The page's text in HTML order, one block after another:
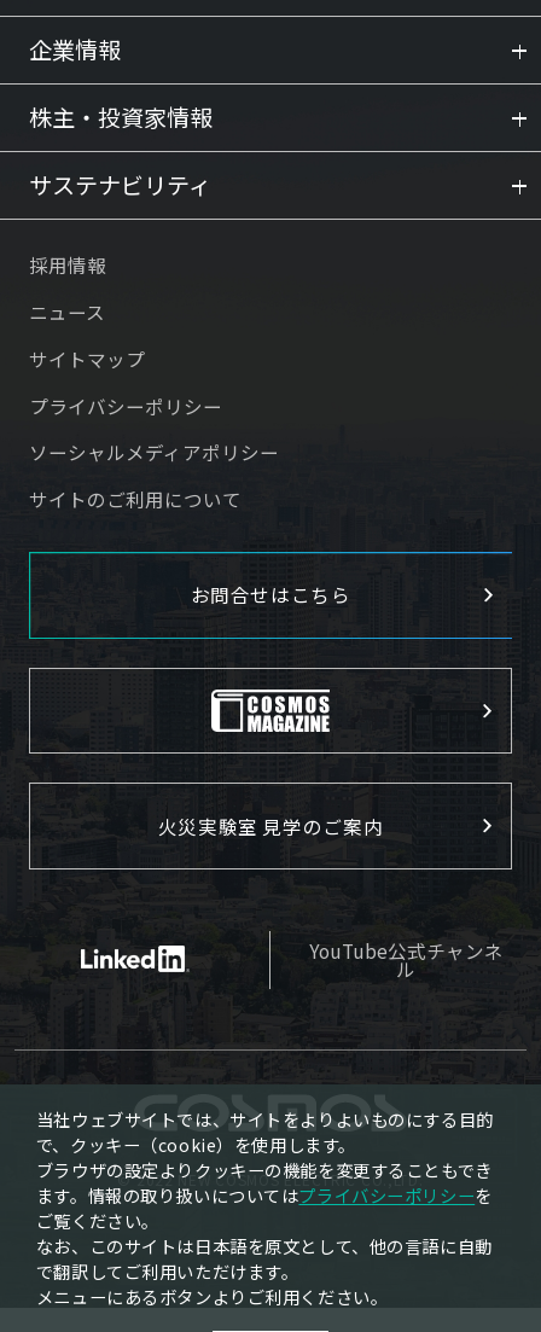
企業情報
株主・投資家情報
サステナビリティ
採用情報
ニュース
サイトマップ
プライバシーポリシー
ソーシャルメディアポリシー
サイトのご利用について
お問合せはこちら
火災実験室 見学のご案内
YouTube公式チャンネ
ル
© 2022 NEW COSMOS ELECTRIC CO.,LTD.
当社ウェブサイトでは、サイトをよりよいものにする目的
で、クッキー（cookie）を使用します。
ブラウザの設定よりクッキーの機能を変更することもでき
ます。情報の取り扱いについてはプライバシーポリシーを
ご覧ください。
なお、このサイトは日本語を原文として、他の言語に自動
で翻訳してご利用いただけます。
メニューにあるボタンよりご利用ください。